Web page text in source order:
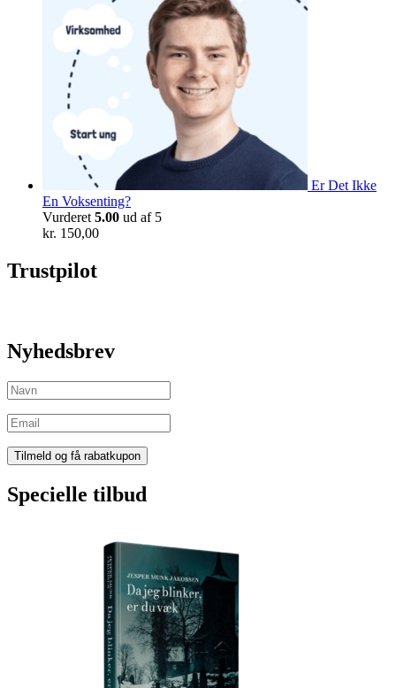
Er Det Ikke
En Voksenting?
Vurderet5.00 ud af 5
kr. 150,00
Trustpilot
Nyhedsbrev
Specielle tilbud